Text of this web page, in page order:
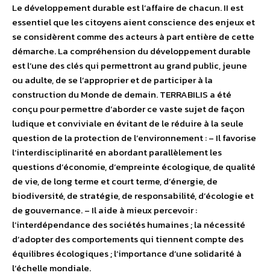
Le développement durable est l’affaire de chacun. II est
essentiel que les citoyens aient conscience des enjeux et
se considèrent comme des acteurs à part entière de cette
démarche. La compréhension du développement durable
est l’une des clés qui permettront au grand public, jeune
ou adulte, de se l’approprier et de participer à la
construction du Monde de demain. TERRABILIS a été
conçu pour permettre d’aborder ce vaste sujet de façon
ludique et conviviale en évitant de le réduire à la seule
question de la protection de l’environnement : – Il favorise
l’interdisciplinarité en abordant parallèlement les
questions d’économie, d’empreinte écologique, de qualité
de vie, de long terme et court terme, d’énergie, de
biodiversité, de stratégie, de responsabilité, d’écologie et
de gouvernance. – Il aide à mieux percevoir :
l’interdépendance des sociétés humaines ; la nécessité
d’adopter des comportements qui tiennent compte des
équilibres écologiques ; l’importance d’une solidarité à
l’échelle mondiale.